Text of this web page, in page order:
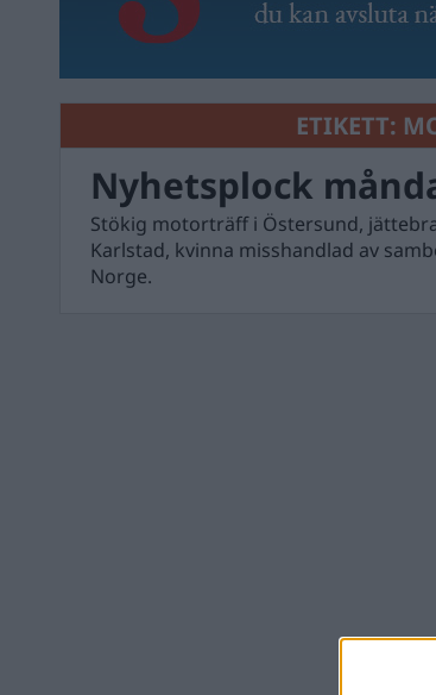
ETIKETT:
Nyhetsplock
Stökig motorträff i Östersund,
Karlstad, kvinna misshandlad av
Norge.